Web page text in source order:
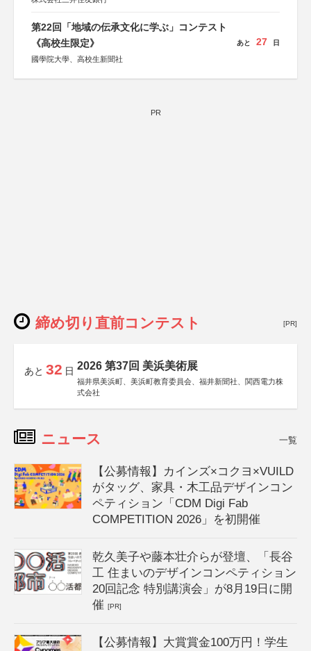
第22回「地域の伝承文化に学ぶ」コンテスト
《高校生限定》
國學院大學、高校生新聞社
あと 27 日
PR
締め切り直前コンテスト [PR]
あと 32 日 2026 第37回 美浜美術展
福井県美浜町、美浜町教育委員会、福井新聞社、関西電力株
式会社
ニュース 一覧
【公募情報】カインズ×コクヨ×VUILD
がタッグ、家具・木工品デザインコン
ペティション「CDM Digi Fab
COMPETITION 2026」を初開催
乾久美子や藤本壮介らが登壇、「長谷
工 住まいのデザインコンペティション
20回記念 特別講演会」が8月19日に開
催[PR]
【公募情報】大賞賞金100万円！学生